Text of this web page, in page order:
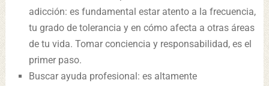
adicción: es fundamental estar atento a la frecuencia,
tu grado de tolerancia y en cómo afecta a otras áreas
de tu vida. Tomar conciencia y responsabilidad, es el
primer paso.
Buscar ayuda profesional: es altamente